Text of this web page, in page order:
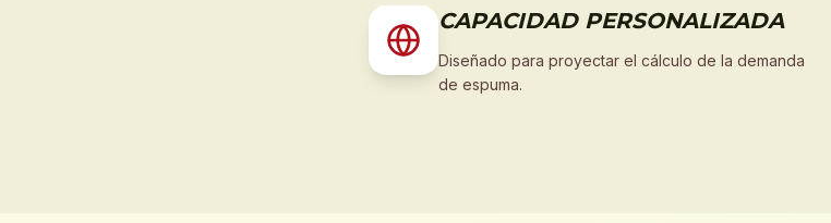
CAPACIDAD PERSONALIZADA
Diseñado para proyectar el cálculo de la demanda
de espuma.